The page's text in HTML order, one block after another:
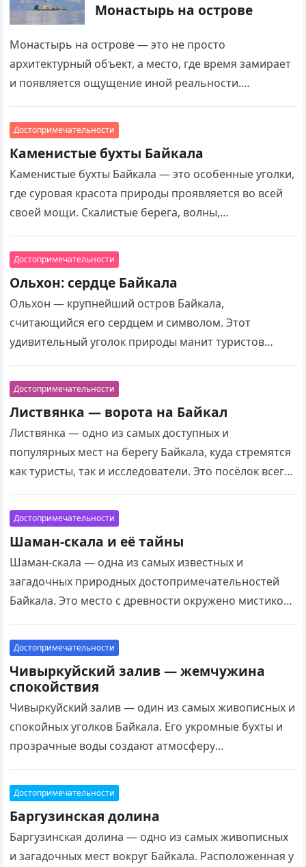
Монастырь на острове
Монастырь на острове — это не просто
архитектурный объект, а место, где время замирает
и появляется ощущение иной реальности.
словно отрезан…
Достопримечательности
Каменистые бухты Байкала
Каменистые бухты Байкала — это особенные уголки,
где суровая красота природы проявляется во всей
своей мощи. Скалистые берега, волны,
создают…
Достопримечательности
Ольхон: сердце Байкала
Ольхон — крупнейший остров Байкала,
считающийся его сердцем и символом. Этот
удивительный уголок природы манит туристов
пейзажами и богатой историей. Ольхон поражает
сочетанием…
Достопримечательности
Листвянка — ворота на Байкал
Листвянка — одно из самых доступных и
популярных мест на берегу Байкала, куда стремятся
как туристы, так и исследователи. Это посёлок всего
Достопримечательности
Шаман-скала и её тайны
Шаман-скала — одна из самых известных и
загадочных природных достопримечательностей
Байкала. Это место с древности окружено мистикой,
на острове Ольхон…
Достопримечательности
Чивыркуйский залив — жемчужина
спокойствия
Чивыркуйский залив — один из самых живописных и
спокойных уголков Байкала. Его укромные бухты и
прозрачные воды создают атмосферу
и…
Достопримечательности
Баргузинская долина
Баргузинская долина — одно из самых живописных
и загадочных мест вокруг Байкала. Расположенная у